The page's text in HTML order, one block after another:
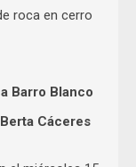
roca en cerro
Barro Blanco
Cáceres